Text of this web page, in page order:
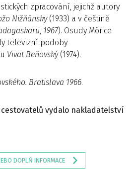
zpracování, jejichž autory
Nižňánsky (1933) a v češtině
, 1967). Osudy Mórice
televizní podoby
Vivat Beňovský (1974).
Bratislava 1966.
vydalo nakladatelství
DOPLŇ INFORMACE